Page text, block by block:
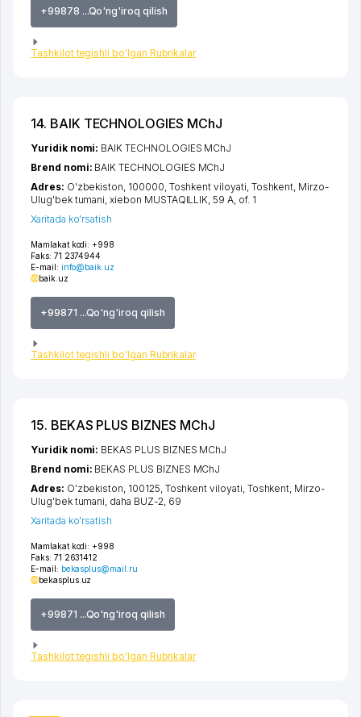
+99878 ...Qo'ng'iroq qilish
Tashkilot tegishli bo'lgan Rubrikalar
14. BAIK TECHNOLOGIES MChJ
Mamlakat kodi: +998
Faks: 71 2374944
E-mail: info@baik.uz
baik.uz
+99871 ...Qo'ng'iroq qilish
Tashkilot tegishli bo'lgan Rubrikalar
Yuridik nomi: BAIK TECHNOLOGIES MChJ
Brend nomi: BAIK TECHNOLOGIES MChJ
Adres: O'zbekiston, 100000, Toshkent viloyati Toshkent Mirzo-
Ulug'bek tumani ,xiеbon MUSTAQILLIK , 59 A, of. 1
Xaritada ko'rsatish
15. BEKAS PLUS BIZNES MChJ
Mamlakat kodi: +998
Faks: 71 2631412
E-mail: bekasplus@mail.ru
bekasplus.uz
+99871 ...Qo'ng'iroq qilish
Tashkilot tegishli bo'lgan Rubrikalar
Yuridik nomi: BEKAS PLUS BIZNES MChJ
Brend nomi: BEKAS PLUS BIZNES MChJ
Adres: O'zbekiston, 100125, Toshkent viloyati Toshkent Mirzo-
Ulug'bek tumani daha BUZ-2 , 69
Xaritada ko'rsatish